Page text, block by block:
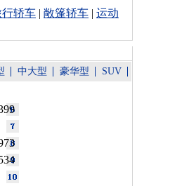
行轿车 | 敞篷轿车 | 运动
中大型 豪华型 SUV